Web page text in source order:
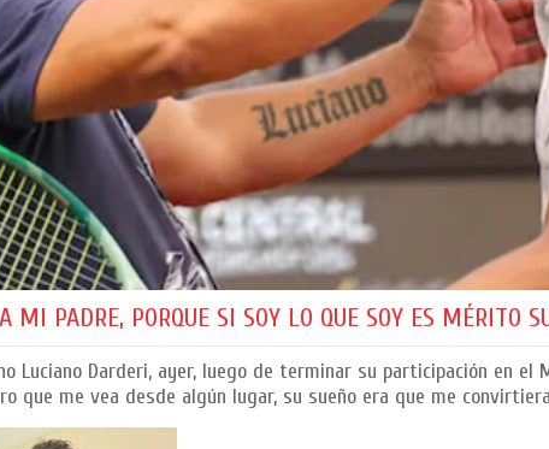
MI PADRE, PORQUE SI SOY LO QUE SOY ES MÉRITO
Luciano Darderi, ayer, luego de terminar su participación en el
que me vea desde algún lugar, su sueño era que me